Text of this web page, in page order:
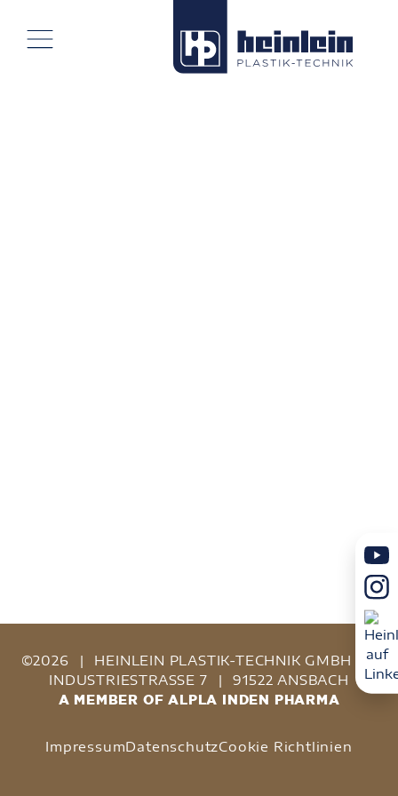
©2026 | HEINLEIN PLASTIK-TECHNIK GMBH
INDUSTRIESTRASSE 7
| 91522 ANSBACH
A MEMBER OF ALPLA INDEN PHARMA
ImpressumDatenschutzCookie Richtlinien